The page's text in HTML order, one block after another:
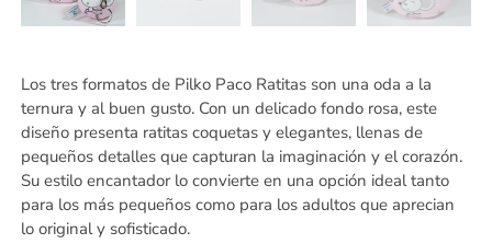
Los tres formatos de Pilko Paco Ratitas son una oda a la
ternura y al buen gusto. Con un delicado fondo rosa, este
diseño presenta ratitas coquetas y elegantes, llenas de
pequeños detalles que capturan la imaginación y el corazón.
Su estilo encantador lo convierte en una opción ideal tanto
para los más pequeños como para los adultos que aprecian
lo original y sofisticado.